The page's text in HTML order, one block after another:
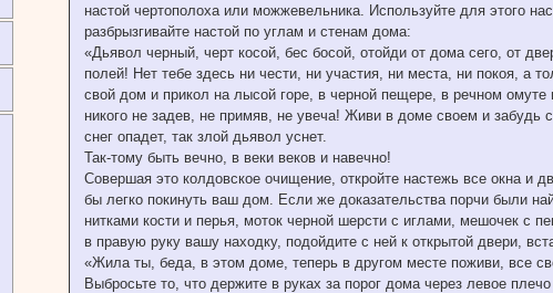
настой чертополоха или можжевельника. Используйте для этого
разбрызгивайте настой по углам и стенам дома:
«Дьявол черный, черт косой, бес босой, отойди от дома сего, от
полей! Нет тебе здесь ни чести, ни участия, ни места, ни покоя, а
свой дом и прикол на лысой горе, в черной пещере, в речном
никого не задев, не примяв, не увеча! Живи в доме своем и забудь
снег опадет, так злой дьявол уснет.
Так-тому быть вечно, в веки веков и навечно!
Совершая это колдовское очищение, откройте настежь все окна и
бы легко покинуть ваш дом. Если же доказательства порчи были
нитками кости и перья, моток черной шерсти с иглами, мешочек с
в правую руку вашу находку, подойдите с ней к открытой двери,
«Жила ты, беда, в этом доме, теперь в другом месте поживи, все
Выбросьте то, что держите в руках за порог дома через левое плечо